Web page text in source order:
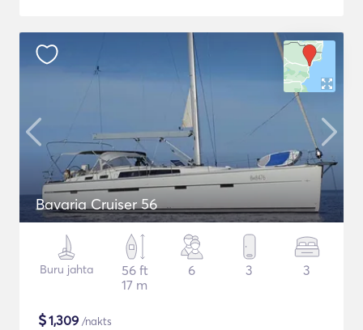
Bavaria Cruiser 56
Buru jahta
56 ft
17 m
6 3 3
$1,309 /nakts